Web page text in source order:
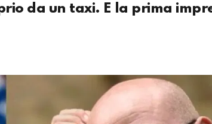
da un taxi. E la prima